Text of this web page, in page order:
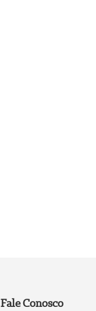
Fale Conosco